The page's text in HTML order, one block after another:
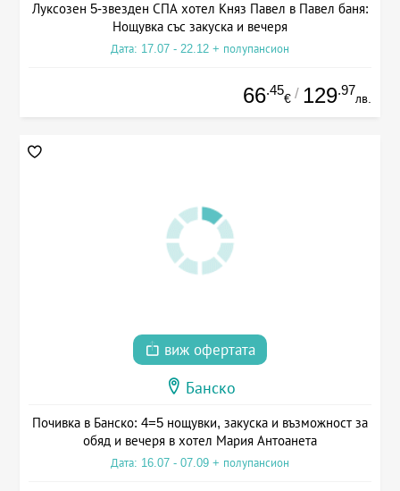
Луксозен 5-звезден СПА хотел Княз Павел в Павел баня:
Нощувка със закуска и вечеря
Дата: 17.07 - 22.12 + полупансион
66.45
€ / 129.97
лв.
виж офертата
Банско
Почивка в Банско: 4=5 нощувки, закуска и възможност за
обяд и вечеря в хотел Мария Антоанета
Дата: 16.07 - 07.09 + полупансион